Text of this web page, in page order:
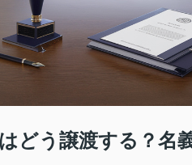
どう譲渡する？名